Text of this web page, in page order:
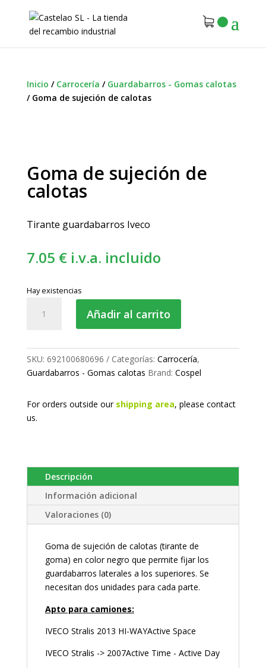
Inicio / Carrocería / Guardabarros - Gomas calotas
/ Goma de sujeción de calotas
Goma de sujeción de
calotas
Tirante guardabarros Iveco
7.05 € i.v.a. incluido
Hay existencias
calotas
cantidad
Añadir al carrito
SKU: 692100680696 Categorías: Carrocería,
Guardabarros - Gomas calotas Brand: Cospel
For orders outside our shipping area, please contact
us.
Descripción
Información adicional
Valoraciones (0)
Goma de sujeción de calotas (tirante de
goma) en color negro que permite fijar los
guardabarros laterales a los superiores. Se
necesitan dos unidades para cada parte.
Apto para camiones:
IVECO Stralis 2013 HI-WAYActive Space
IVECO Stralis -> 2007Active Time - Active Day